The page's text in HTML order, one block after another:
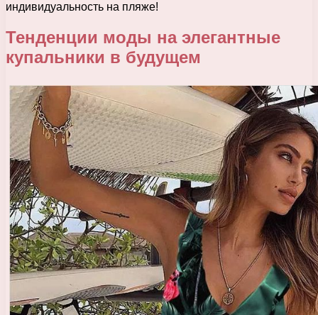
индивидуальность на пляже!
Тенденции моды на элегантные
купальники в будущем